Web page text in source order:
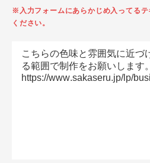
※入力フォームにあらかじめ入ってる
ください。